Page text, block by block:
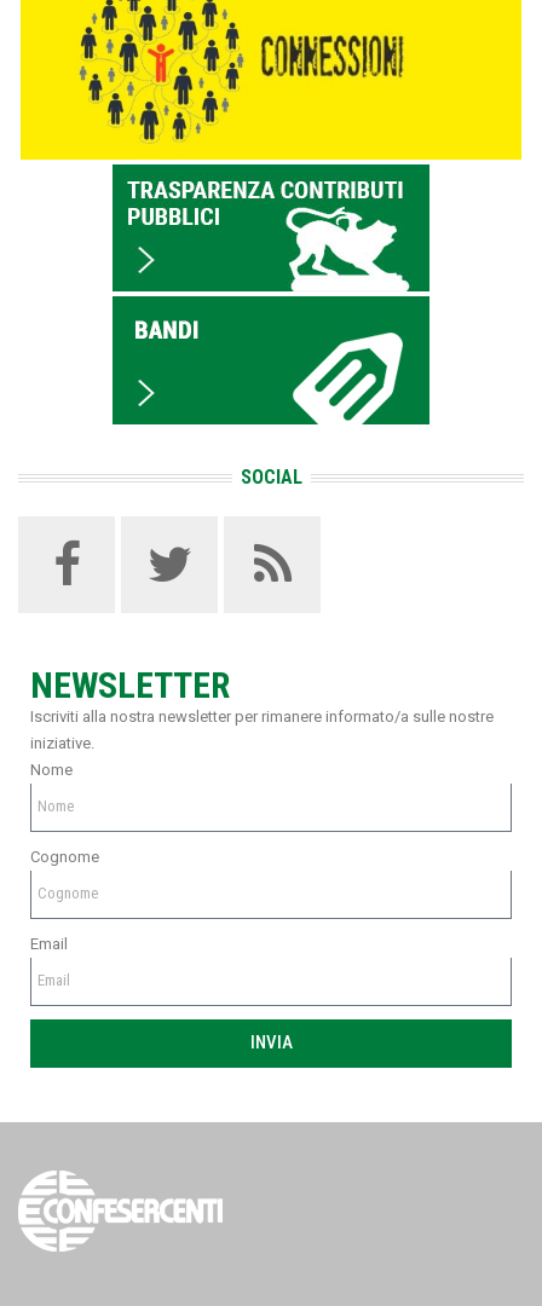
SOCIAL
NEWSLETTER
Iscriviti alla nostra newsletter per rimanere informato/a sulle nostre
iniziative.
Nome
Cognome
Email
INVIA